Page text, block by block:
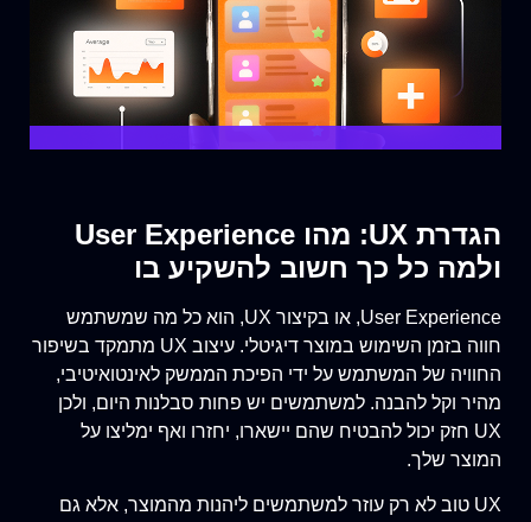
הגדרת UX: מהו User Experience
ולמה כל כך חשוב להשקיע בו
User Experience, או בקיצור UX, הוא כל מה שמשתמש
חווה בזמן השימוש במוצר דיגיטלי. עיצוב UX מתמקד בשיפור
החוויה של המשתמש על ידי הפיכת הממשק לאינטואיטיבי,
מהיר וקל להבנה. למשתמשים יש פחות סבלנות היום, ולכן
UX חזק יכול להבטיח שהם יישארו, יחזרו ואף ימליצו על
המוצר שלך.
UX טוב לא רק עוזר למשתמשים ליהנות מהמוצר, אלא גם